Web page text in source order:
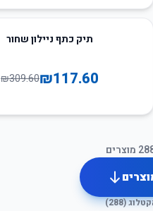
תיק כתף ניילון שחור
₪117.60
₪309.60
מוצרים
(
288
)